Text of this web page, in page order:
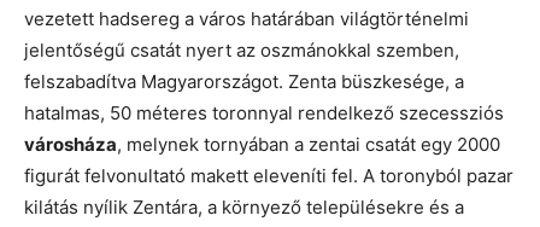
vezetett hadsereg a város határában világtörténelmi
jelentőségű csatát nyert az oszmánokkal szemben,
felszabadítva Magyarországot. Zenta büszkesége, a
hatalmas, 50 méteres toronnyal rendelkező szecessziós
városháza, melynek tornyában a zentai csatát egy 2000
figurát felvonultató makett eleveníti fel. A toronyból pazar
kilátás nyílik Zentára, a környező településekre és a